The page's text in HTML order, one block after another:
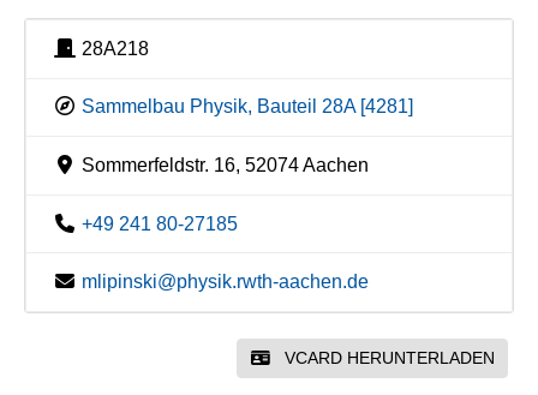
28A218
Sammelbau Physik, Bauteil 28A [4281]
Sommerfeldstr. 16, 52074 Aachen
+49 241 80-27185
mlipinski@physik.rwth-aachen.de
VCARD HERUNTERLADEN